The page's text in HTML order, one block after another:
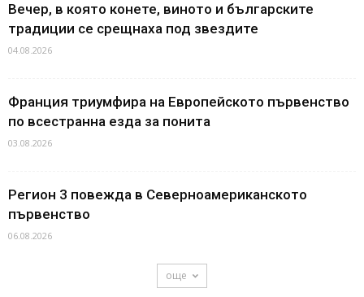
Вечер, в която конете, виното и българските
традиции се срещнаха под звездите
04.08.2026
Франция триумфира на Европейското първенство
по всестранна езда за понита
03.08.2026
Регион 3 повежда в Северноамериканското
първенство
06.08.2026
още